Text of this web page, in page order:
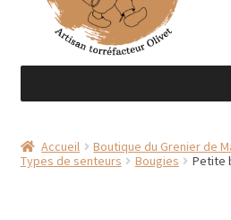
A découvrir …
Accueil Boutique du Grenier de
Types de senteurs
Bougies Petite